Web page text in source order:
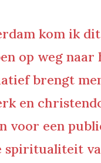
kom ik
op weg
brengt
en
voor een
spiritualiteit